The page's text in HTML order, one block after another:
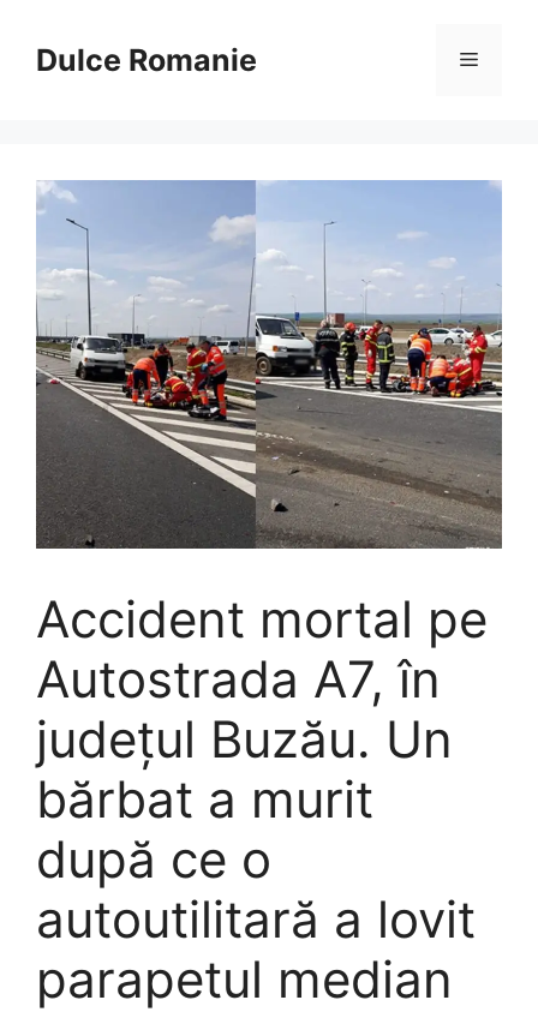
conținutDulce Romanie Meniu
Accident mortal pe
Autostrada A7, în
județul Buzău. Un
bărbat a murit
după ce o
autoutilitară a lovit
parapetul median